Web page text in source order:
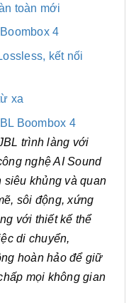
toàn mới
4
kết nối
xa
Boombox 4
trình làng với
nghệ AI Sound
khủng và quan
sôi động, xứng
với thiết kế thể
di chuyển,
hoàn hảo để giữ
mọi không gian